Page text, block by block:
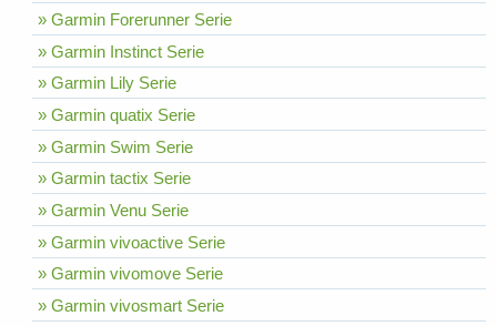
» Garmin Forerunner Serie
» Garmin Instinct Serie
» Garmin Lily Serie
» Garmin quatix Serie
» Garmin Swim Serie
» Garmin tactix Serie
» Garmin Venu Serie
» Garmin vivoactive Serie
» Garmin vivomove Serie
» Garmin vivosmart Serie